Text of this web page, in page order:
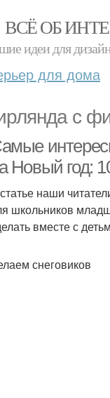
ВСЁ ОБ
идеи для
для дома
с
Новый год:
наши
школьников
вместе с
снеговиков